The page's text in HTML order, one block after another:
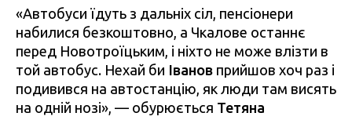
«Автобуси їдуть з дальніх сіл, пенсіонери
набилися безкоштовно, а Чкалове останнє
перед Новотроїцьким, і ніхто не може влізти в
той автобус. Нехай би Іванов прийшов хоч раз і
подивився на автостанцію, як люди там висять
на одній нозі», — обурюється Тетяна